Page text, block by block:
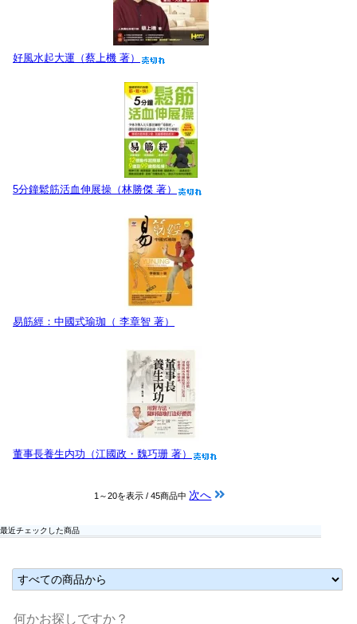
好風水起大運（蔡上機 著）
5分鐘鬆筋活血伸展操（林勝傑 著）
易筋經：中國式瑜珈（ 李章智 著）
董事長養生内功（江國政・魏巧珊 著）
1～20を表示 / 45商品中 次へ
最近チェックした商品